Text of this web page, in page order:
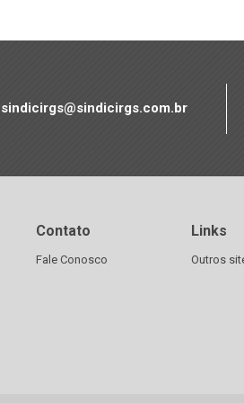
sindicirgs@sindicirgs.com.br
Contato
Fale Conosco
Links
Outros